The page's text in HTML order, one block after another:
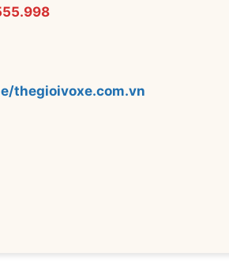
thegioivoxe.com.vn